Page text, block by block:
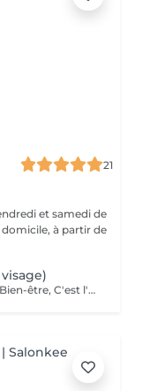
21
domicile, à partir de
C'est un massage qui apporte un profond Bien-être, C'est l'une des techniques les plus efficaces pour harmoniser le corps et l'esprit, lutter contre le stress, l'agitation, L'anxiété, les émotions, l insomnie, la fatigue etc ... La tête est le lieu où se réuni et se concentre l'ensemble du système nerveux. Toutes les informations transmises aux nerfs transitent par la tête. Le massage de la tête Prodigue à l'ensemble du corps relaxation, une meilleure circulation du sang et une Bonne oxygénation. Le massage de la nuque et épaules permet de soulager les douleurs, décontracter les muscles et les tensions. Contre-indications : Il est déconseillé aux patients souffrant de problème d'hypertension artérielle grave, Aux patients ayant subi une opération crânienne récente (moins de 3 mois), a toutes personnes qui réagiraient de manière inhabituelle pendant le massage (agitation, raideur etc)...ou des lésions cutanées sur la tête. Le visage a de très nombreux muscles, qui eux aussi doivent travailler pour être en forme. Le massage du visage relâche les tensions, détends en profondeur, améliore la santé des yeux, du nez, atténue aussi les rides, les crispations, dénoue les muscles tendus, décontracte la mâchoire. Il combat et prévient les migraines et les maux de tête. Il améliore l'humeur de la personne. Il aide à réduire l'insomnie et l'anxiété. Il combat le rhume et apporte un soulagement immédiat aux personnes souffrant de sinusite. Il favorise la concentration